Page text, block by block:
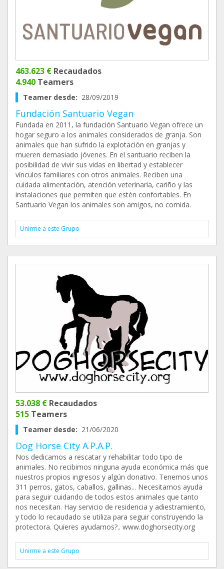
463.623 € Recaudados
4.940 Teamers
Teamer desde: 28/09/2019
Fundación Santuario Vegan
Fundada en 2011, la fundación Santuario Vegan ofrece un
hogar seguro a los animales considerados de granja. Son
animales que han sufrido la explotación en granjas y
mueren demasiado jóvenes. En el santuario reciben la
posibilidad de vivir sus vidas en libertad y establecer
vínculos familiares con otros animales. Reciben una
cuidada alimentación, atención veterinaria, cariño y las
instalaciones que permiten que estén confortables. En
Santuario Vegan los animales son amigos, no comida.
Unirme a este Grupo
53.038 € Recaudados
515 Teamers
Teamer desde: 21/06/2020
Dog Horse City A.P.A.P.
Nos dedicamos a rescatar y rehabilitar todo tipo de
animales. No recibimos ninguna ayuda económica más que
nuestros propios ingresos y algún donativo. Tenemos unos
311 perros, gatos, caballos, gallinas... Necesitamos ayuda
para seguir cuidando de todos estos animales que tanto
nos necesitan. Hay servicio de residencia y adiestramiento,
y todo lo recaudado se utiliza para seguir construyendo la
protectora. Quieres ayudarnos?.. www.doghorsecity.org
Unirme a este Grupo